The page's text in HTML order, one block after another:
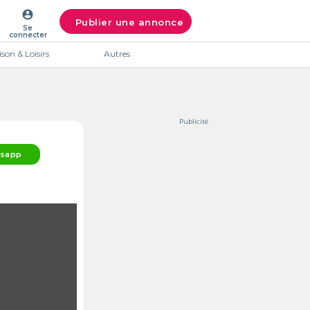
account_circle
Se
connecter
Publier une annonce
& Loisirs Autres
Publicité